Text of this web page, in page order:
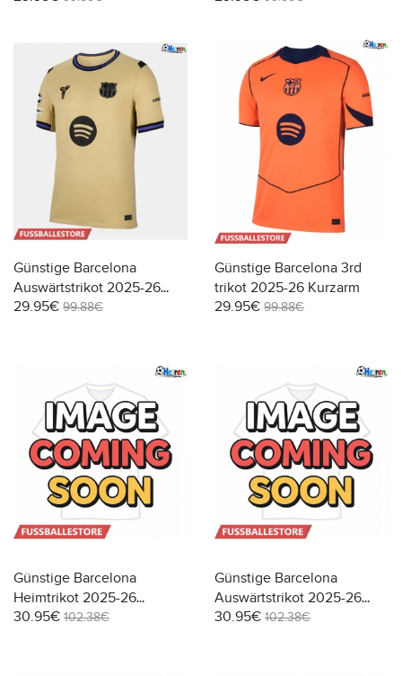
Günstige Barcelona
Auswärtstrikot 2025-26
Kurzarm
29.95€ 99.88€
Günstige Barcelona 3rd
trikot 2025-26 Kurzarm
29.95€ 99.88€
Günstige Barcelona
Heimtrikot 2025-26
Langarm
30.95€ 102.38€
Günstige Barcelona
Auswärtstrikot 2025-26
Langarm
30.95€ 102.38€